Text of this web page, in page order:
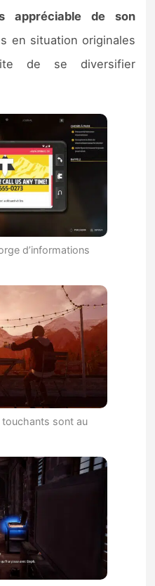
appréciable de son
en situation originales
de se diversifier
d’informations
sont au